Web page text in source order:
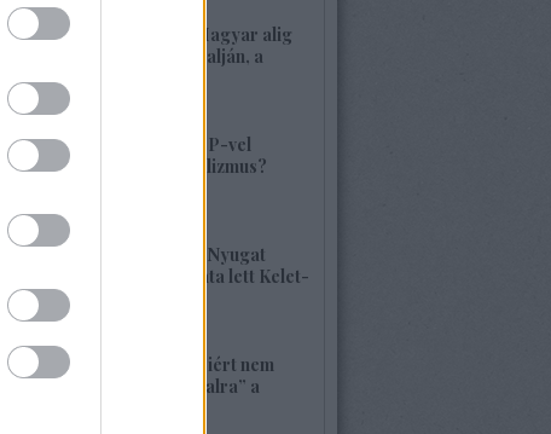
1416. BEKIÁLTÁS: Magyar alig
volt, alig van Kárpátalján, a
veszély összetett!
2026. május 17. 22:04
1415. BEKIÁLTÁS: MP-vel
visszatérne a szocializmus?
2026. május 10. 12:25
1414. BEKIÁLTÁS: A Nyugat
hulladékának lerakata lett Kelet-
Európa
2026. május 09. 11:36
1413. BEKIÁLTÁS: Miért nem
szavaznak a „baloldalra” a